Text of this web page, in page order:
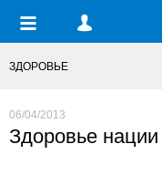
ЗДОРОВЬЕ
06/04/2013
Здоровье нации